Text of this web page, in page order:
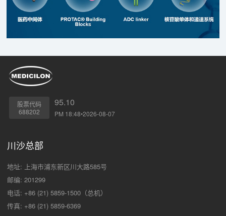
股票代码
688202
95.10
PM 18:48•2026-08-07
川沙总部
地址: 上海市浦东新区川大路585号
邮编: 201299
电话: +86 (21) 5859-1500（总机）
传真: +86 (21) 5859-6369